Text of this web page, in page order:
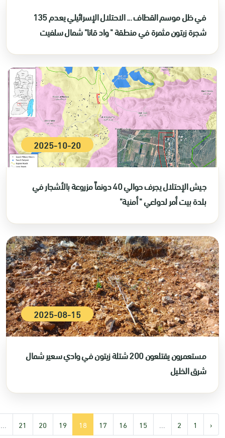
في ظل موسم القطاف ... الاحتلال الإسرائيلي يعدم 135
شجرة زيتون مثمرة في منطقة " واد قانا" شمال سلفيت
2025-10-20
جيش الإحتلال يجرف حوالي 40 دونماً مزروعة بالأشجار في
بلدة بيت أمر لدواعي " أمنية"
2025-08-15
مستعمرون يقتلعون 200 شتلة زيتون في وادي سعير شمال
شرق الخليل
‹
1
2
...
15
16
17
18
19
20
21
...